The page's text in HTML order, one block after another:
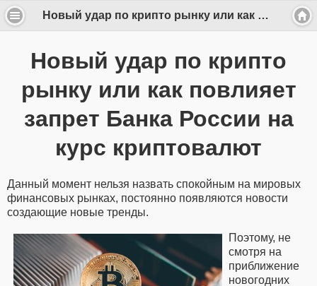
Новый удар по крипто рынку или как повлияет запрет Банка России на курс криптовалют
Новый удар по крипто
рынку или как повлияет
запрет Банка России на
курс криптовалют
Данный момент нельзя назвать спокойным на мировых
финансовых рынках, постоянно появляются новости
создающие новые тренды.
Поэтому, не
смотря на
приближение
новогодних